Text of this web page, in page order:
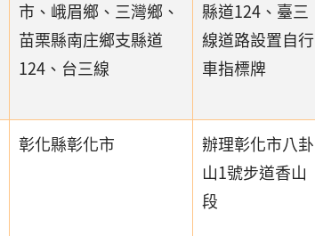
市、峨眉鄉、三灣鄉、
苗栗縣南庄鄉支縣道
124、台三線
縣道124、臺三
線道路設置自行
車指標牌
彰化縣彰化市
辦理彰化市八卦
山1號步道香山
段